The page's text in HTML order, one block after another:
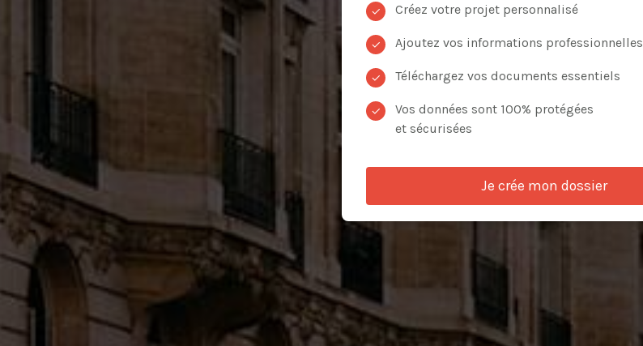
✓ Créez votre projet personnalisé
✓ Ajoutez vos informations professionnelles
✓ Téléchargez vos documents essentiels
✓
Vos données sont 100% protégées
et sécurisées
Je crée mon dossier